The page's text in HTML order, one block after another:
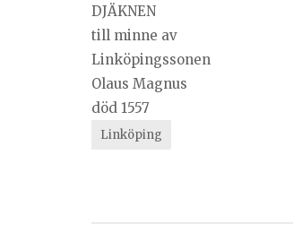
DJÄKNEN
till minne av
Linköpingssonen
Olaus Magnus
död 1557
Linköping